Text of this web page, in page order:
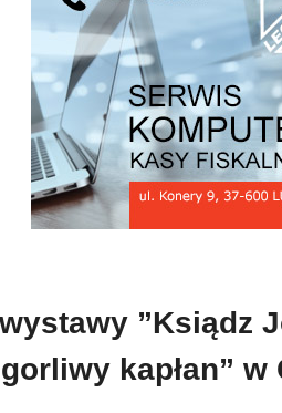
/ 8:01 VIII Turniej
o puchar
MiG Oleszyce
”Ksiądz
kapłan” w